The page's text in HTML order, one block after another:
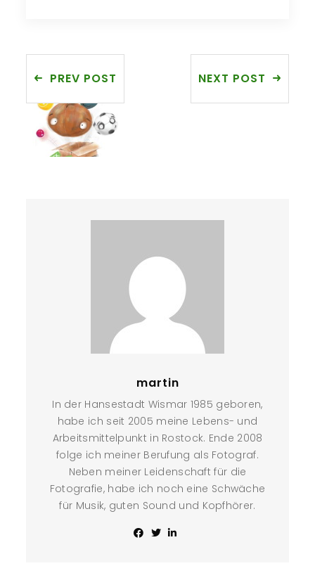
PREV POST NEXT POST
martin
In der Hansestadt Wismar 1985 geboren,
habe ich seit 2005 meine Lebens- und
Arbeitsmittelpunkt in Rostock. Ende 2008
folge ich meiner Berufung als Fotograf.
Neben meiner Leidenschaft für die
Fotografie, habe ich noch eine Schwäche
für Musik, guten Sound und Kopfhörer.